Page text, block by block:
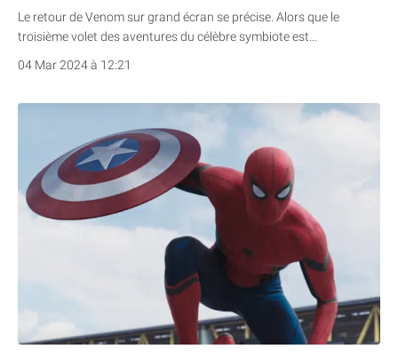
Le retour de Venom sur grand écran se précise. Alors que le
troisième volet des aventures du célèbre symbiote est…
04 Mar 2024 à 12:21